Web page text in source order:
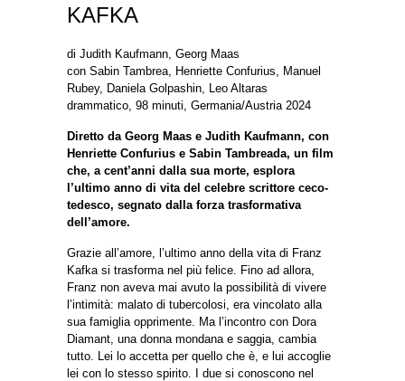
KAFKA
di Judith Kaufmann, Georg Maas
con Sabin Tambrea, Henriette Confurius, Manuel
Rubey, Daniela Golpashin, Leo Altaras
drammatico, 98 minuti, Germania/Austria 2024
Diretto da Georg Maas e Judith Kaufmann, con
Henriette Confurius e Sabin Tambreada, un film
che, a cent’anni dalla sua morte, esplora
l’ultimo anno di vita del celebre scrittore ceco-
tedesco, segnato dalla forza trasformativa
dell’amore.
Grazie all’amore, l’ultimo anno della vita di Franz
Kafka si trasforma nel più felice. Fino ad allora,
Franz non aveva mai avuto la possibilità di vivere
l’intimità: malato di tubercolosi, era vincolato alla
sua famiglia opprimente. Ma l’incontro con Dora
Diamant, una donna mondana e saggia, cambia
tutto. Lei lo accetta per quello che è, e lui accoglie
lei con lo stesso spirito. I due si conoscono nel